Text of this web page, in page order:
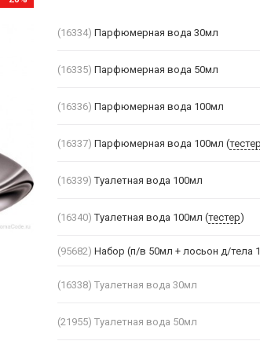
(16334) Парфюмерная вода 30мл
(16335) Парфюмерная вода 50мл
(16336) Парфюмерная вода 100мл
(16337) Парфюмерная вода 100мл (
(16339) Туалетная вода 100мл
(16340) Туалетная вода 100мл (тестер)
(95682) Набор (п/в 50мл + лосьон д/тела
(16338) Туалетная вода 30мл
(21955) Туалетная вода 50мл